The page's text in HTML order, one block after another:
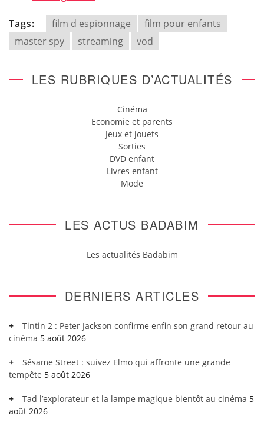
Tags: film d espionnage
film pour enfants
master spy
streaming vod
LES RUBRIQUES D’ACTUALITÉS
Cinéma
Economie et parents
Jeux et jouets
Sorties
DVD enfant
Livres enfant
Mode
LES ACTUS BADABIM
Les actualités Badabim
DERNIERS ARTICLES
Tintin 2 : Peter Jackson confirme enfin son grand retour au
cinéma 5 août 2026
Sésame Street : suivez Elmo qui affronte une grande
tempête 5 août 2026
Tad l’explorateur et la lampe magique bientôt au cinéma 5
août 2026